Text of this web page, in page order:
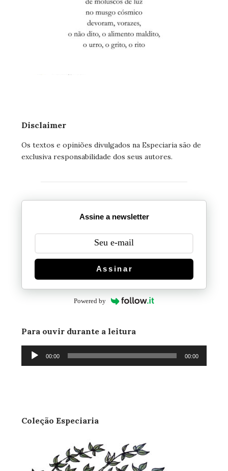
Disclaimer
Os textos e opiniões divulgados na Especiaria são de
exclusiva responsabilidade dos seus autores.
Assine a newsletter
Assinar
Powered by
Para ouvir durante a leitura
Tocador
00:00 00:00
Coleção Especiaria